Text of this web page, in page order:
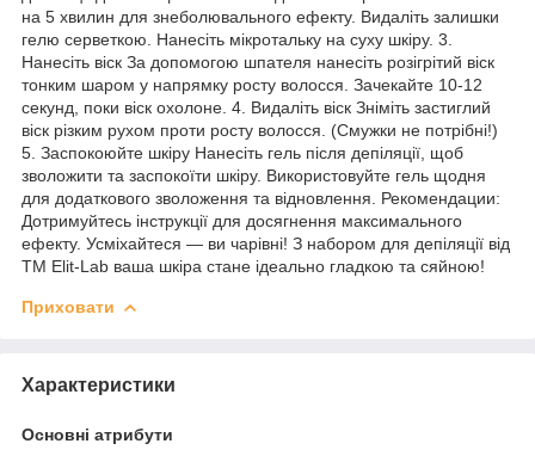
на 5 хвилин для знеболювального ефекту. Видаліть залишки
гелю серветкою. Нанесіть мікротальку на суху шкіру. 3.
Нанесіть віск За допомогою шпателя нанесіть розігрітий віск
тонким шаром у напрямку росту волосся. Зачекайте 10-12
секунд, поки віск охолоне. 4. Видаліть віск Зніміть застиглий
віск різким рухом проти росту волосся. (Смужки не потрібні!)
5. Заспокоюйте шкіру Нанесіть гель після депіляції, щоб
зволожити та заспокоїти шкіру. Використовуйте гель щодня
для додаткового зволоження та відновлення. Рекомендации:
Дотримуйтесь інструкції для досягнення максимального
ефекту. Усміхайтеся — ви чарівні! З набором для депіляції від
ТМ Elit-Lab ваша шкіра стане ідеально гладкою та сяйною!
Приховати
Характеристики
Основні атрибути